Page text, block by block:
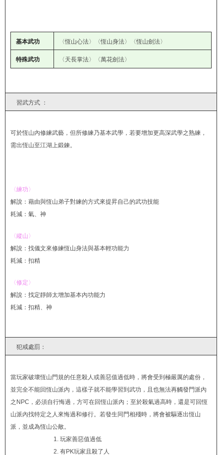
基本武功 〈恆山心法〉〈恆山身法〉〈恆山劍法〉
特殊武功 〈天長掌法〉〈萬花劍法〉
習武方式 ：
可於恆山內修練武藝，但所修練乃基本武學，若要增加更高深武學之熟練，
需出恆山至江湖上鍛鍊。
〈練功〉
解說：藉由與恆山弟子對練的方式來提昇自己的武功技能
耗減：氣、神
〈縱山〉
解說：找儀文來修練恆山身法與基本輕功能力
耗減：扣精
〈修定〉
解說：找定靜師太增加基本內功能力
耗減：扣精、神
犯戒處罰：
當玩家破壞恆山門規的任意殺人或善惡值過低時，將會受到極嚴厲的處份，
並完全不能回恆山派內，這樣子就不能學習到武功，且也無法再觸發門派內
之NPC，必須自行悔過，方可在回恆山派內；至於殺氣過高時，還是可回恆
山派內找特定之人來悔過和修行。若發生同門相殘時，將會被驅逐出恆山
派，並成為恆山公敵。
1. 玩家善惡值過低
2. 有PK玩家且殺了人